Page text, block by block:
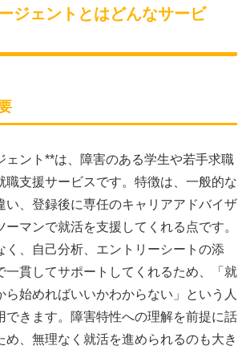
ジェントとはどんなサービ
ェント **は、障害のある学生や若手求職
職支援サービスです。特徴は、一般的な
い、登録後に専任のキャリアアドバイザ
ーマンで就活を支援してくれる点です。
く、自己分析、エントリーシートの添
一貫してサポートしてくれるため、「就
ら始めればいいかわからない」という人
できます。障害特性への理解を前提に話
め、無理なく就活を進められるのも大き